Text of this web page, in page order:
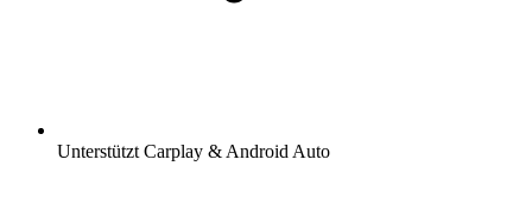
Unterstützt Carplay & Android Auto